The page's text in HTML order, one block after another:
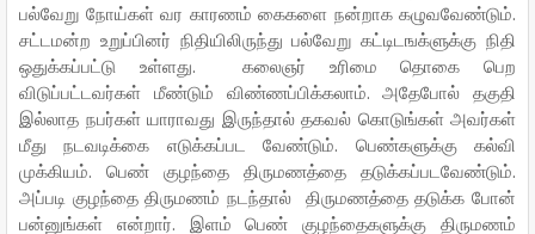
பல்வேறு நோய்கள் வர காரணம் கைகளை நன்றாக கழுவவேண்டும்.
சட்டமன்ற உறுப்பினர் நிதியிலிருந்து பல்வேறு கட்டிடஙக்ளுக்கு நிதி
ஒதுக்கப்பட்டு உள்ளது. கலைஞர் உரிமை தொகை பெற
விடுப்பட்டவர்கள் மீண்டும் விண்ணப்பிக்கலாம். அதேபோல் தகுதி
இல்லாத நபர்கள் யாராவது இருந்தால் தகவல் கொடுங்கள் அவர்கள்
மீது நடவடிக்கை எடுக்கப்பட வேண்டும். பெண்களுக்கு கல்வி
முக்கியம். பெண் குழந்தை திருமணத்தை தடுக்கப்படவேண்டும்.
அப்படி குழந்தை திருமணம் நடந்தால் திருமணத்தை தடுக்க போன்
பன்னுங்கள் என்றார். இளம் பெண் குழந்தைகளுக்கு திருமணம்